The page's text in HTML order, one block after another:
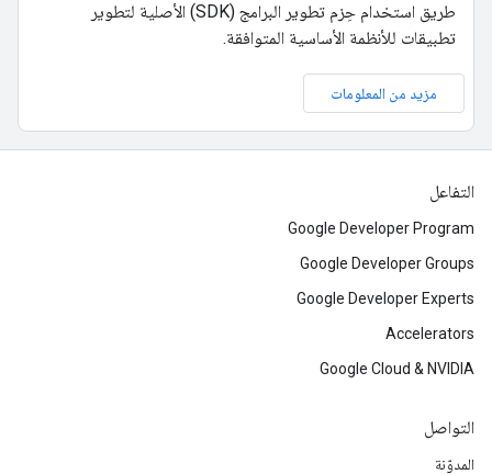
طريق استخدام حِزم تطوير البرامج (SDK) الأصلية لتطوير
تطبيقات للأنظمة الأساسية المتوافقة.
مزيد من المعلومات
التفاعل
Google Developer Program
Google Developer Groups
Google Developer Experts
Accelerators
Google Cloud & NVIDIA
التواصل
المدوّنة